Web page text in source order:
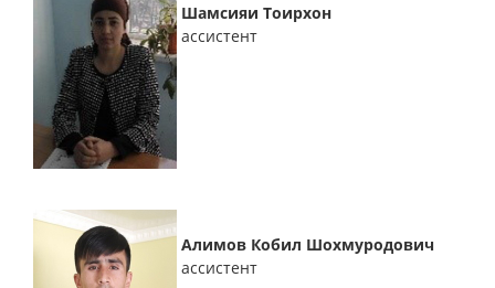
Шамсияи Тоирхон
ассистент
Алимов Кобил Шохмуродович
ассистент